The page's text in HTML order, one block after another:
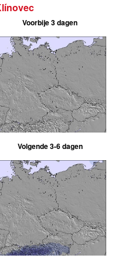
Voorbije 3 dagen
Volgende 3-6 dagen